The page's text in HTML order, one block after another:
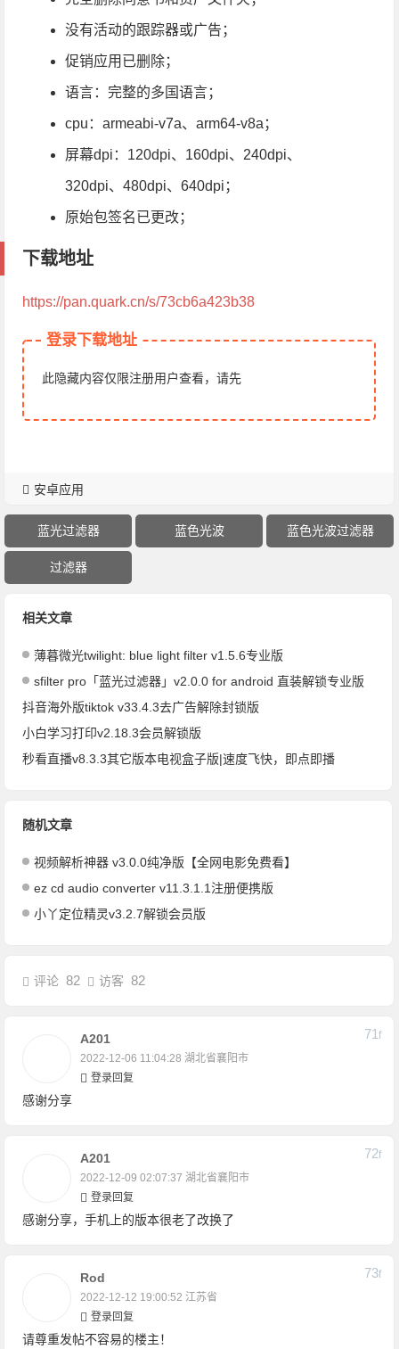
没有活动的跟踪器或广告；
促销应用已删除；
语言：完整的多国语言；
cpu：armeabi-v7a、arm64-v8a；
屏幕dpi：120dpi、160dpi、240dpi、
320dpi、480dpi、640dpi；
原始包签名已更改；
下载地址
https://pan.quark.cn/s/73cb6a423b38
登录下载地址
此隐藏内容仅限注册用户查看，请先
安卓应用
蓝光过滤器 蓝色光波 蓝色光波过滤器
过滤器
相关文章
薄暮微光twilight: blue light filter v1.5.6专业版
sfilter pro「蓝光过滤器」v2.0.0 for android 直装解锁专业版
抖音海外版tiktok v33.4.3去广告解除封锁版
小白学习打印v2.18.3会员解锁版
秒看直播v8.3.3其它版本电视盒子版|速度飞快，即点即播
随机文章
视频解析神器 v3.0.0纯净版【全网电影免费看】
ez cd audio converter v11.3.1.1注册便携版
小丫定位精灵v3.2.7解锁会员版
评论82 访客82
A201
2022-12-06 11:04:28 湖北省襄阳市
71F
登录回复
感谢分享
A201
2022-12-09 02:07:37 湖北省襄阳市
72F
登录回复
感谢分享，手机上的版本很老了改换了
Rod
2022-12-12 19:00:52 江苏省
73F
登录回复
请尊重发帖不容易的楼主！